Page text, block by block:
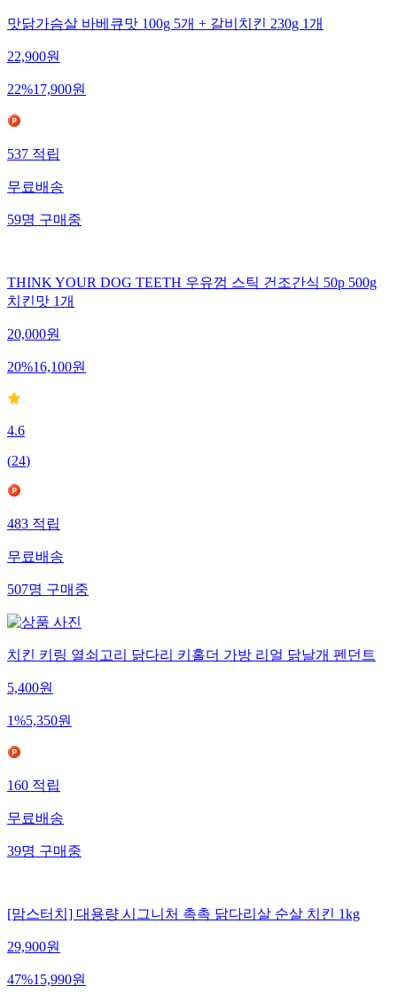
맛닭가슴살 바베큐맛 100g 5개 + 갈비치킨 230g 1개
22,900원
22%17,900원
537적립
무료배송
59명구매중
THINK YOUR DOG TEETH 우유껌 스틱 건조간식 50p 500g
치킨맛 1개
20,000원
20%16,100원
4.6
(24)
483적립
무료배송
507명구매중
치킨 키링 열쇠고리 닭다리 키홀더 가방 리얼 닭날개 펜던트
5,400원
1%5,350원
160적립
무료배송
39명구매중
[맘스터치] 대용량 시그니처 촉촉 닭다리살 순살 치킨 1kg
29,900원
47%15,990원